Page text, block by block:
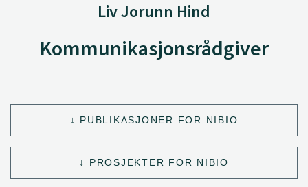
Liv Jorunn Hind
Kommunikasjonsrådgiver
PUBLIKASJONER FOR NIBIO
PROSJEKTER FOR NIBIO